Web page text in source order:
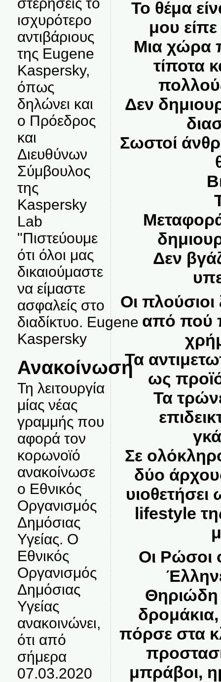
ισχυρότερο
αντιβάριους
της Eugene
Kaspersky,
όπως
δηλώνει και
ο Πρόεδρος
και
Διευθύνων
Σύμβουλος
της
Kaspersky
Lab
"Πιστεύουμε
ότι όλοι μας
δικαιούμαστε
να είμαστε
ασφαλείς στο
διαδίκτυο. Eugene
Kaspersky
Ανακοίνωση
Τη λειτουργία
μίας νέας
γραμμής που
αφορά τον
κορωνοϊό
ανακοίνωσε
ο Εθνικός
Οργανισμός
Δημόσιας
Υγείας. Ο
Εθνικός
Οργανισμός
Δημόσιας
Υγείας
ανακοινώνει,
ότι από
σήμερα
07.03.2020
Το θέμα
μου
Μια χώρα
τίποτα
Δεν
Σωστοί
Δεν
Οι
από πού
Τα
ως
Τα
Σε
δύο
lifestyle
Οι Ρώσοι
Θηριώδη
πόρσε στα
μπράβοι,